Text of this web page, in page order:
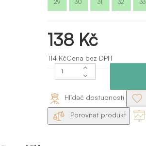
29 30 31 32 33
138 Kč
114 KčCena bez DPH
Hlídač dostupnosti
Porovnat produkt